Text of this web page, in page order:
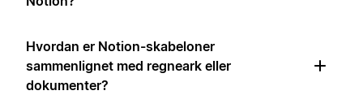
Hvordan er Notion-skabeloner
sammenlignet med regneark eller
dokumenter?